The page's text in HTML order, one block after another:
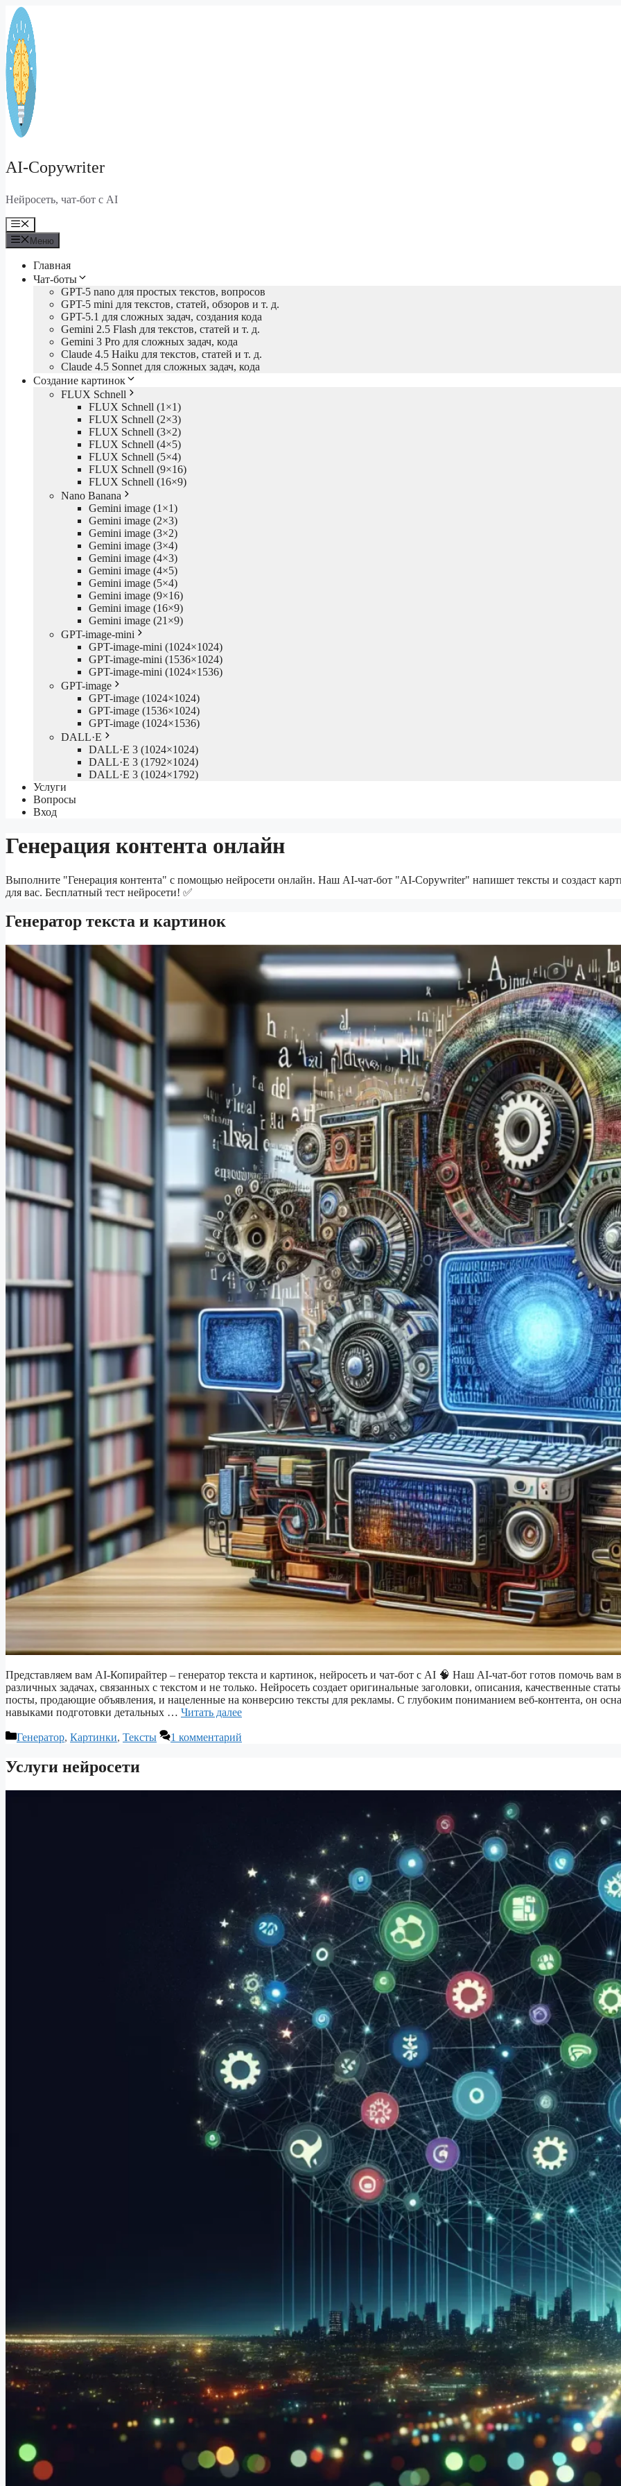
Перейти
содержимому
AI-Copywriter
Нейросеть, чат-бот с AI
Меню
Меню
Главная
Чат-боты
GPT-5 nano для простых текстов, вопросов
GPT-5 mini для текстов, статей, обзоров и т. д.
GPT-5.1 для сложных задач, создания кода
Gemini 2.5 Flash для текстов, статей и т. д.
Gemini 3 Pro для сложных задач, кода
Claude 4.5 Haiku для текстов, статей и т. д.
Claude 4.5 Sonnet для сложных задач, кода
Создание картинок
FLUX Schnell
FLUX Schnell (1×1)
FLUX Schnell (2×3)
FLUX Schnell (3×2)
FLUX Schnell (4×5)
FLUX Schnell (5×4)
FLUX Schnell (9×16)
FLUX Schnell (16×9)
Nano Banana
Gemini image (1×1)
Gemini image (2×3)
Gemini image (3×2)
Gemini image (3×4)
Gemini image (4×3)
Gemini image (4×5)
Gemini image (5×4)
Gemini image (9×16)
Gemini image (16×9)
Gemini image (21×9)
GPT-image-mini
GPT-image-mini (1024×1024)
GPT-image-mini (1536×1024)
GPT-image-mini (1024×1536)
GPT-image
GPT-image (1024×1024)
GPT-image (1536×1024)
GPT-image (1024×1536)
DALL·E
DALL·E 3 (1024×1024)
DALL·E 3 (1792×1024)
DALL·E 3 (1024×1792)
Услуги
Вопросы
Вход
Генерация контента онлайн
Выполните "Генерация контента" с помощью нейросети онлайн. Наш AI-чат-бот "AI-Copywriter" напишет тексты и создаст
для вас. Бесплатный тест нейросети! ✅
Генератор текста и картинок
Представляем вам AI-Копирайтер – генератор текста и картинок, нейросеть и чат-бот с AI 🧠 Наш AI-чат-бот готов помочь вам в
различных задачах, связанных с текстом и не только. Нейросеть создает оригинальные заголовки, описания, качественные
посты, продающие объявления, и нацеленные на конверсию тексты для рекламы. С глубоким пониманием веб-контента, он
навыками подготовки детальных … Читать далее
Рубрики
Генератор, Картинки, Тексты 1 комментарий
Услуги нейросети